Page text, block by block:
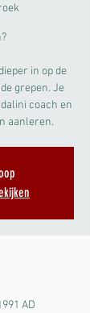
in op de
grepen. Je
coach en
AD